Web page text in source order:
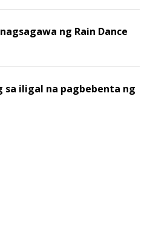
ng Rain Dance
sa iligal na pagbebenta ng